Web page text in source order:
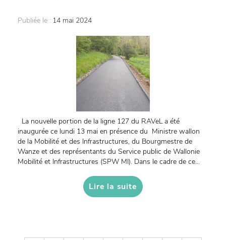
Publiée le : 14 mai 2024
La nouvelle portion de la ligne 127 du RAVeL a été
inaugurée ce lundi 13 mai en présence du Ministre wallon
de la Mobilité et des Infrastructures, du Bourgmestre de
Wanze et des représentants du Service public de Wallonie
Mobilité et Infrastructures (SPW MI). Dans le cadre de ce...
Lire la suite